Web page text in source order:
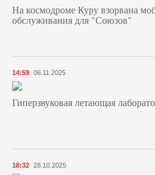
На космодроме Куру взорвана
обслуживания для "Союзов"
14:59 06.11.2025
Гиперзвуковая летающая
18:32 28.10.2025